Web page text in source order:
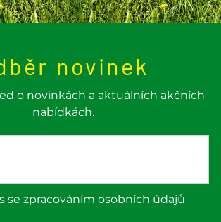
novinek
o novinkách a aktuálních akčních
nabídkách.
se zpracováním osobních údajů